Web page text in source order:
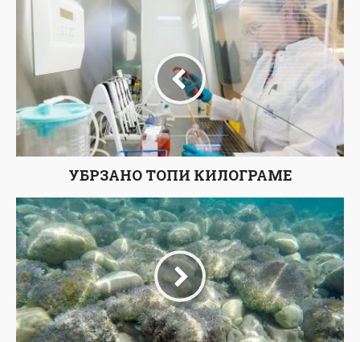
УБРЗАНО ТОПИ КИЛОГРАМЕ